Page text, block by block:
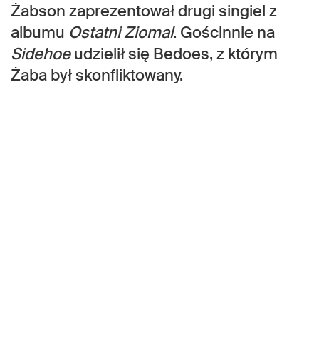
Żabson zaprezentował drugi singiel z
albumu Ostatni Ziomal. Gościnnie na
Sidehoeudzielił się Bedoes, z którym
Żaba był skonfliktowany.